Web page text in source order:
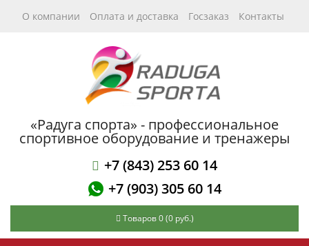
О компании Оплата и доставка Госзаказ Контакты
«Радуга спорта» - профессиональное
спортивное оборудование и тренажеры
+7 (843) 253 60 14
+7 (903) 305 60 14
Товаров 0 (0 руб.)